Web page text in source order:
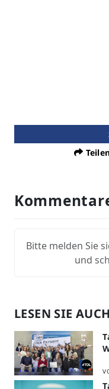
Bitte melden Sie
und
LESEN SIE AUCH